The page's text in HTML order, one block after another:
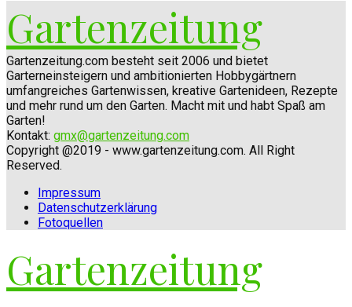
Gartenzeitung
Gartenzeitung.com besteht seit 2006 und bietet
Garterneinsteigern und ambitionierten Hobbygärtnern
umfangreiches Gartenwissen, kreative Gartenideen, Rezepte
und mehr rund um den Garten. Macht mit und habt Spaß am
Garten!
Kontakt: gmx@gartenzeitung.com
Copyright @2019 - www.gartenzeitung.com. All Right
Reserved.
Impressum
Datenschutzerklärung
Fotoquellen
Gartenzeitung